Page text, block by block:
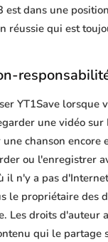
est dans une
réussie qui est
YT1Save lorsque
une vidéo sur
chanson encore
ou l'enregistrer
il n'y a pas
le propriétaire des
Les droits d'auteur
qui le partage